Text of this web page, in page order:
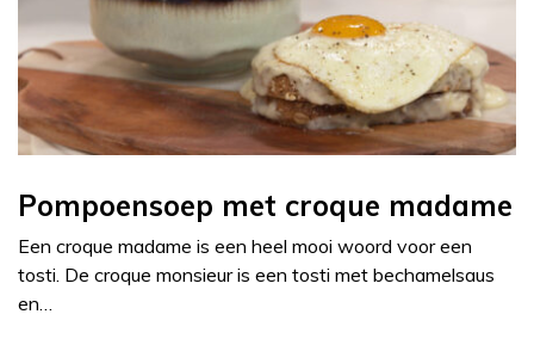
Pompoensoep met croque madame
Een croque madame is een heel mooi woord voor een
tosti. De croque monsieur is een tosti met bechamelsaus
en…